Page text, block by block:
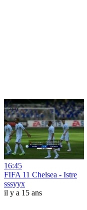
16:45
FIFA 11 Chelsea - Istre
sssyyx
il y a 15 ans